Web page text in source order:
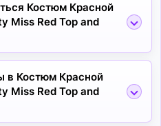
Костюм Красной
Miss Red Top and
в Костюм Красной
Miss Red Top and